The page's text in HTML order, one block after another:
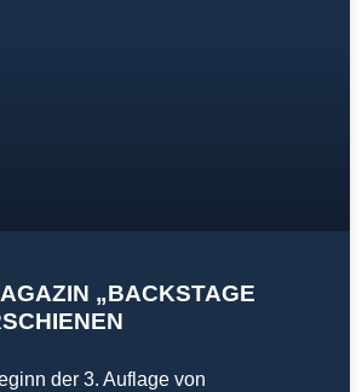
„BACKSTAGE
der 3. Auflage von